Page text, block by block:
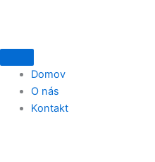
Domov
O nás
Kontakt